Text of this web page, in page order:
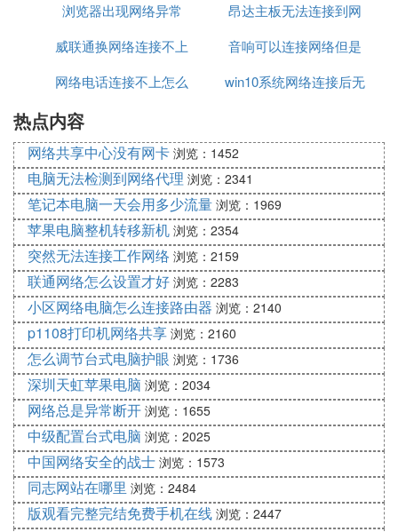
盒会自动配置网络。
若为静态IP，“设置”→“网让判络”→“IP获取模式”→“手
务器。
5、使用WIFI网络
请先确认网线已经拔掉，选择“设置”→“网络”，从热
点列表中选择您要连接的无线网络名称，用遥控器点
击“确认”按键，进行连接选择（若无线热点设置了密
码，请按画面提示输入密码）。
5. 如何利用宽带连接电视机
如果电视机支持联网功能，则一般直接将电视机连接
到路由器上，通过路由器连接宽带网络上网即可，方
法如下：
1、准备一条网线，一头插入电视机的网络端口，另
一头插入家中路由器的LAN口；
2、打开电视机，将遥控器对准电视机，按菜单键，
找到系统设置，按确认键进入；
3、进入系统设置界面后，找到有线网络连接，按确
认键进入；
4、进入后设置电视机自动获取IP地址即可；
浏览器出现网络异常
昂达主板无法连接到网
络
威联通换网络连接不上
音响可以连接网络但是
无法上网
网络电话连接不上怎么
win10系统网络连接后无
热点内容
网络共享中心没有网卡 浏览：1452
电脑无法检测到网络代理 浏览：2341
笔记本电脑一天会用多少流量 浏览：1969
苹果电脑整机转移新机 浏览：2354
突然无法连接工作网络 浏览：2159
联通网络怎么设置才好 浏览：2283
小区网络电脑怎么连接路由器 浏览：2140
p1108打印机网络共享 浏览：2160
怎么调节台式电脑护眼 浏览：1736
深圳天虹苹果电脑 浏览：2034
网络总是异常断开 浏览：1655
中级配置台式电脑 浏览：2025
中国网络安全的战士 浏览：1573
同志网站在哪里 浏览：2484
版观看完整完结免费手机在线 浏览：2447